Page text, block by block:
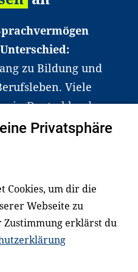
Schule und Freizeit.
Elternhaus beim
Einfluss auf das
entwickeln meist
von Stress,
Büchern
zu Bildung und
Viele
in Deutschland
dabei.
arbeiten wir eng
Unternehmen
zusammen.
Privatsphäre
Cookies, um dir die
Webseite zu
erklärst du